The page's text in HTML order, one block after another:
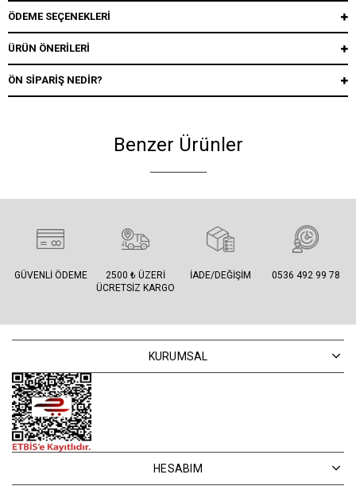
ÖDEME SEÇENEKLERI
ÜRÜN ÖNERILERI
ÖN SIPARIŞ NEDIR?
Benzer Ürünler
GÜVENLI ÖDEME
2500 ₺ ÜZERI
ÜCRETSIZ KARGO
İADE/DEĞIŞIM 0536 492 99 78
KURUMSAL
HESABIM